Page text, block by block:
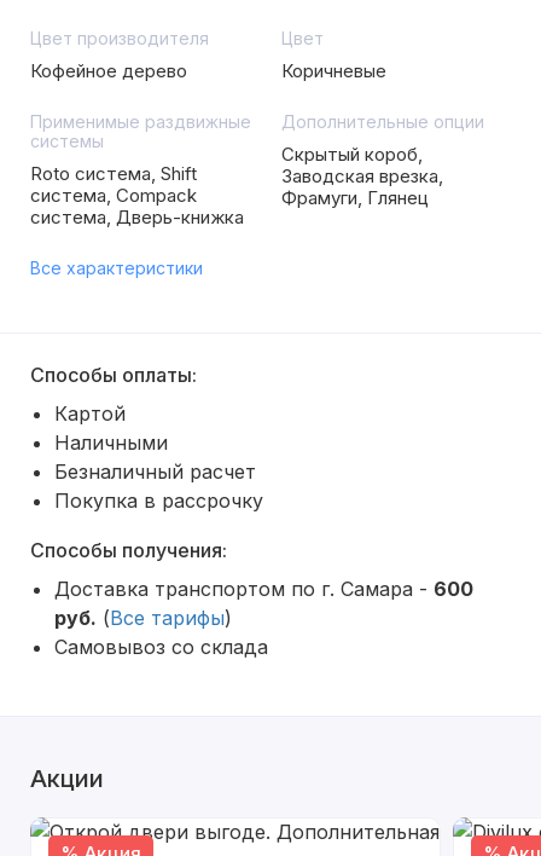
Цвет производителя
Кофейное дерево
Цвет
Коричневые
Применимые раздвижные
системы
Roto система, Shift
система, Compack
система, Дверь-книжка
Дополнительные опции
Скрытый короб,
Заводская врезка,
Фрамуги, Глянец
Все характеристики
Способы оплаты:
Картой
Наличными
Безналичный расчет
Покупка в рассрочку
Способы получения:
Доставка транспортом по г. Самара - 600
руб. (Все тарифы)
Самовывоз со склада
Акции